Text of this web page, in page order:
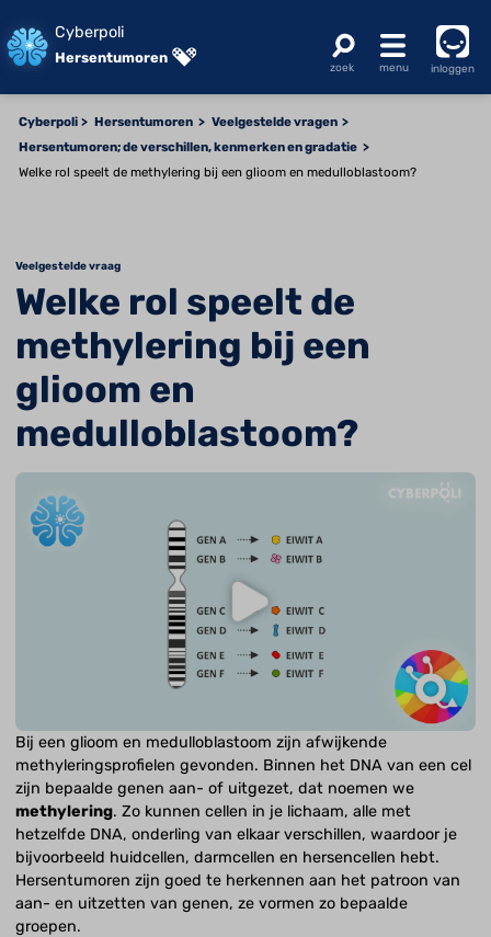
Cyberpoli
Hersentumoren
inloggen
Cyberpoli Hersentumoren
Veelgestelde vragen
Hersentumoren; de verschillen, kenmerken en gradatie
Welke rol speelt de methylering bij een glioom en medulloblastoom?
Veelgestelde vraag
Welke rol speelt de
methylering bij een
glioom en
medulloblastoom?
Bij een glioom en medulloblastoom zijn afwijkende
methyleringsprofielen gevonden. Binnen het DNA van een cel
zijn bepaalde genen aan- of uitgezet, dat noemen we
methylering. Zo kunnen cellen in je lichaam, alle met
hetzelfde DNA, onderling van elkaar verschillen, waardoor je
bijvoorbeeld huidcellen, darmcellen en hersencellen hebt.
Hersentumoren zijn goed te herkennen aan het patroon van
aan- en uitzetten van genen, ze vormen zo bepaalde
groepen.